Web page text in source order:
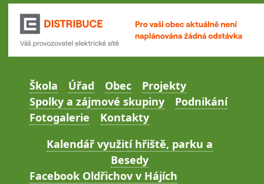
Škola Úřad Obec
Projekty
Spolky a zájmové skupiny
Podnikání
Fotogalerie
Kontakty
Kalendář využití hřiště, parku a
Besedy
Facebook Oldřichov v Hájích